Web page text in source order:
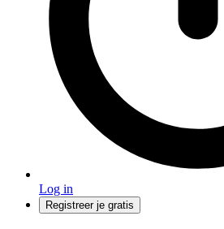
Log in
Registreer je gratis